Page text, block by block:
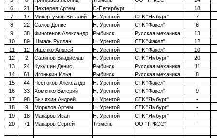
6
21 Пехтерев Артем С-Петербург
18
7
17 Микертумов Виталий Н. Уренгой СТК "Ямбург"
7
8
22 Салов Денис Н. Уренгой СТК "Факел"
6
9
38 Финогенов Александр Рыбинск Русская механика
13
10
89 Шмаль Руслан Н. Уренгой СТК "Факел"
12
11
12 Ищенко Андрей Н. Уренгой СТК "Факел"
10
12
2 Савинов Владислав Н. Уренгой СТК "Ямбург"
20
13
24 Кукушин Денис Рыбинск Русская механика
11
14
61 Игонькин Илья Рыбинск Русская механика
8
15
44 Чесноков Александр Н. Уренгой СТК "Факел"
-
16
33 Хоменко Валерий Н. Уренгой СТК "Факел"
9
17
98 Бычихин Андрей Н. Уренгой СТК "Ямбург"
-
18
9 Морелов Артем Н. Уренгой СТК "Ямбург"
-
19
18 Макаров Иван Н. Уренгой СТК "Ямбург"
-
20
71 Макаров Сергей Тюмень ОО "ТРКСС" -